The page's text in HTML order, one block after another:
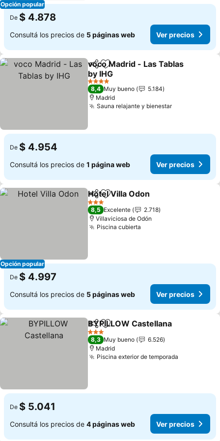
Opción popular
De $ 4.878
Consultá los precios de 5 páginas web Ver precios
CompartirAñadir a favoritos
voco Madrid - Las Tablas
by IHG
Ver precios
4 Estrellas
8,4 Muy bueno
5.184
Madrid
Sauna relajante y bienestarVer precios
De $ 4.954
Consultá los precios de 1 página web Ver precios
Opción popular
CompartirAñadir a favoritos
Hotel Villa Odon
3 Estrellas
8,5 Excelente
2.718
Villaviciosa de Odón
Piscina cubierta
De $ 4.997
Consultá los precios de 5 páginas web Ver precios
CompartirAñadir a favoritos
BYPILLOW Castellana
3 Estrellas
8,3 Muy bueno
6.526
Madrid
Piscina exterior de temporada
De $ 5.041
Consultá los precios de 4 páginas web Ver precios